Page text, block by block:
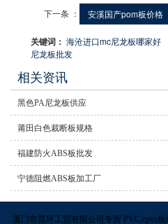
下一条 ： 安溪国产pom板价格
关键词：海沧进口mc尼龙板哪家好
尼龙板批发
相关资讯
黑色PA尼龙板供应
莆田白色裁断板规格
福建防火ABS板批发
宁德阻燃ABS板加工厂
厦门市昆环工贸有限公司专营 PVC,cpvc